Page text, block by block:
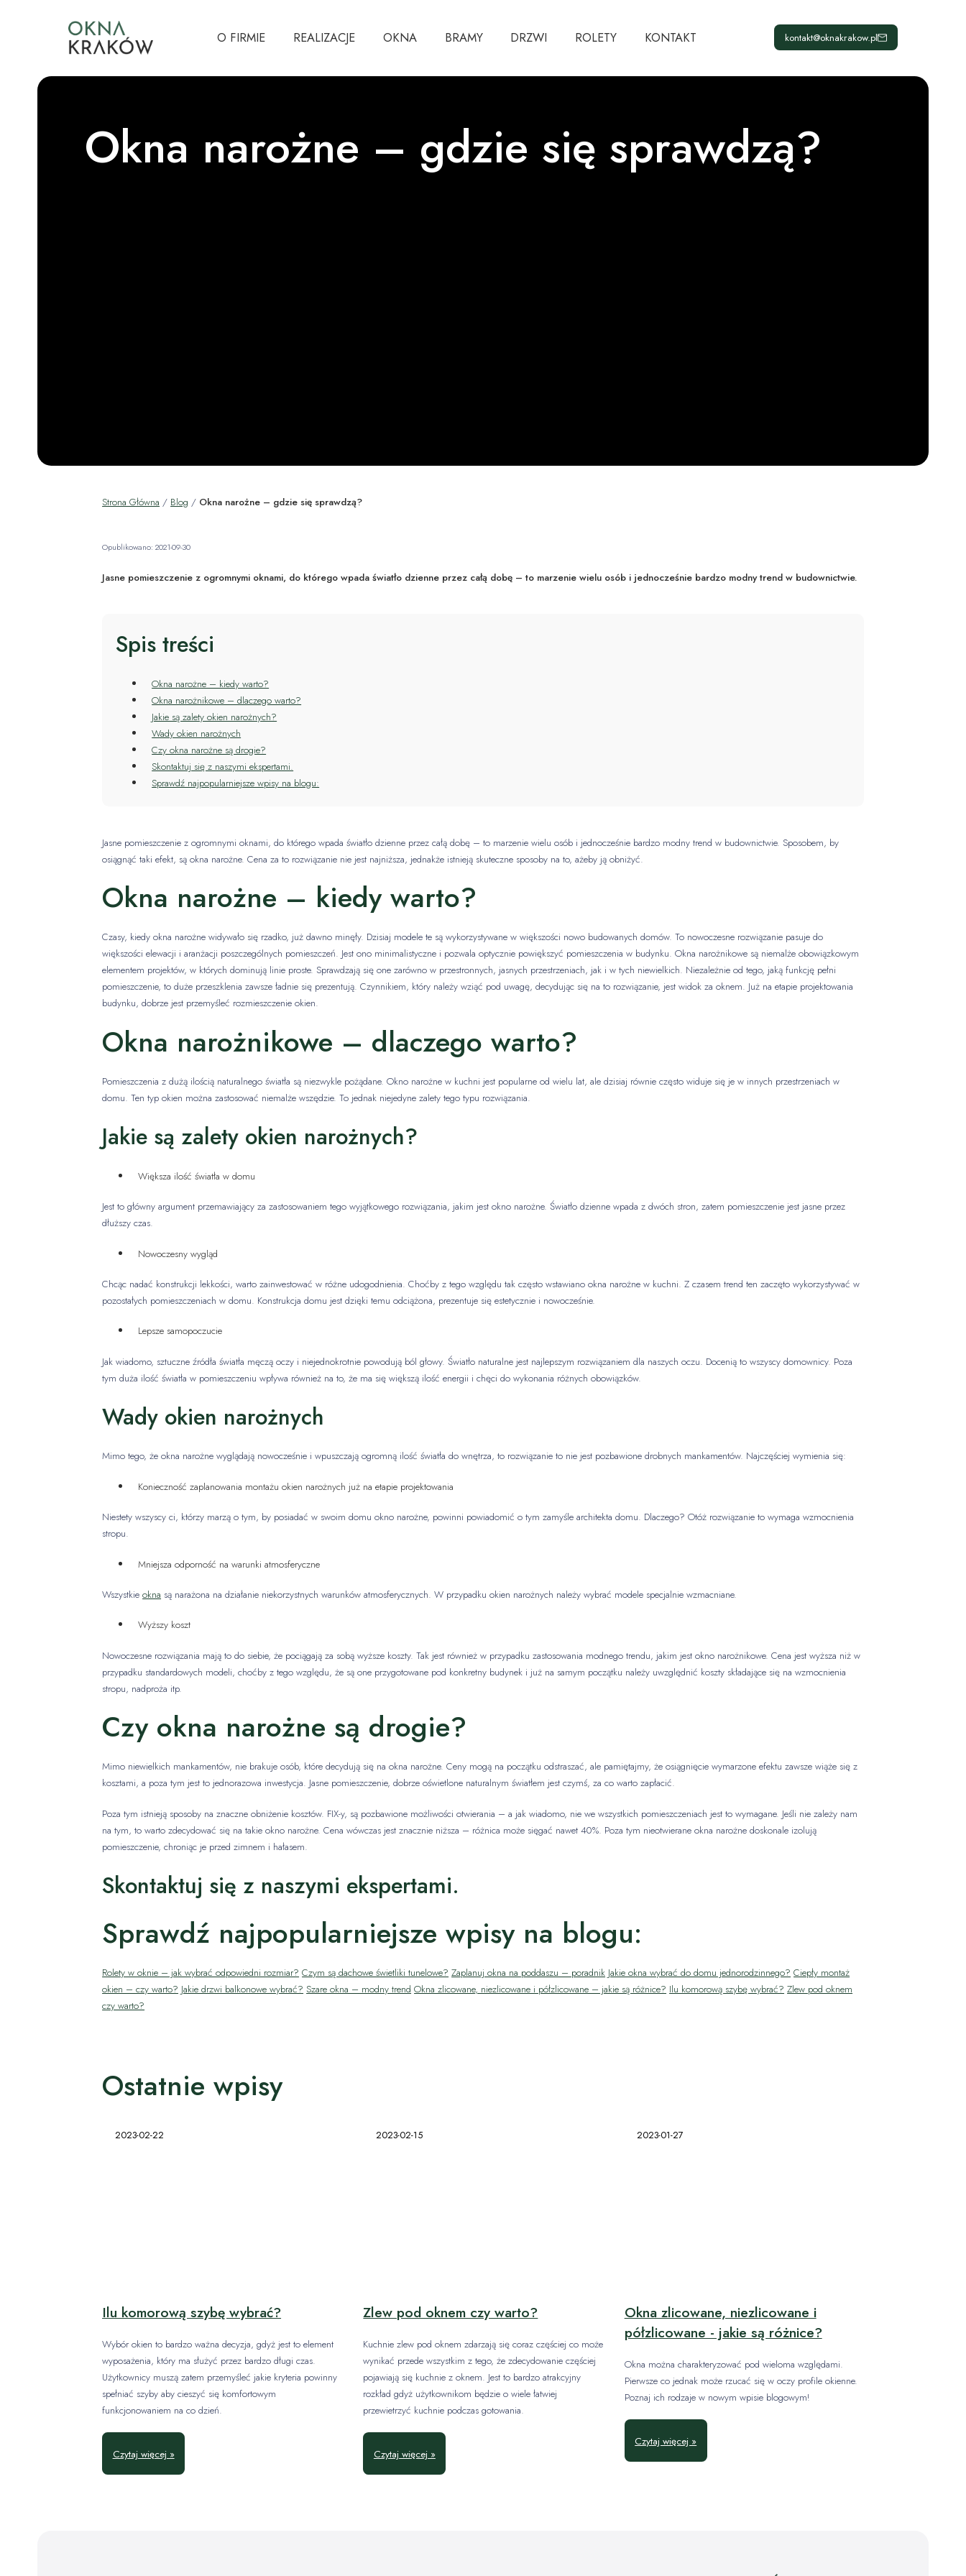
O FIRMIE REALIZACJE OKNA BRAMY DRZWI ROLETY KONTAKT kontakt@oknakrakow.pl
Okna narożne – gdzie się sprawdzą?
Strona Główna / Blog / Okna narożne – gdzie się sprawdzą?
Opublikowano: 2021-09-30
Jasne pomieszczenie z ogromnymi oknami, do którego wpada światło dzienne przez całą dobę – to marzenie wielu osób i jednocześnie bardzo modny trend w budownictwie.
Spis treści
Okna narożne – kiedy warto?
Okna narożnikowe – dlaczego warto?
Jakie są zalety okien narożnych?
Wady okien narożnych
Czy okna narożne są drogie?
Skontaktuj się z naszymi ekspertami.
Sprawdź najpopularniejsze wpisy na blogu:
Jasne pomieszczenie z ogromnymi oknami, do którego wpada światło dzienne przez całą dobę – to marzenie wielu osób i jednocześnie bardzo modny trend w budownictwie. Sposobem, by
osiągnąć taki efekt, są okna narożne. Cena za to rozwiązanie nie jest najniższa, jednakże istnieją skuteczne sposoby na to, ażeby ją obniżyć.
Okna narożne – kiedy warto?
Czasy, kiedy okna narożne widywało się rzadko, już dawno minęły. Dzisiaj modele te są wykorzystywane w większości nowo budowanych domów. To nowoczesne rozwiązanie pasuje do
większości elewacji i aranżacji poszczególnych pomieszczeń. Jest ono minimalistyczne i pozwala optycznie powiększyć pomieszczenia w budynku. Okna narożnikowe są niemalże obowiązkowym
elementem projektów, w których dominują linie proste. Sprawdzają się one zarówno w przestronnych, jasnych przestrzeniach, jak i w tych niewielkich. Niezależnie od tego, jaką funkcję pełni
pomieszczenie, to duże przeszklenia zawsze ładnie się prezentują. Czynnikiem, który należy wziąć pod uwagę, decydując się na to rozwiązanie, jest widok za oknem. Już na etapie projektowania
budynku, dobrze jest przemyśleć rozmieszczenie okien.
Okna narożnikowe – dlaczego warto?
Pomieszczenia z dużą ilością naturalnego światła są niezwykle pożądane. Okno narożne w kuchni jest popularne od wielu lat, ale dzisiaj równie często widuje się je w innych przestrzeniach w
domu. Ten typ okien można zastosować niemalże wszędzie. To jednak niejedyne zalety tego typu rozwiązania.
Jakie są zalety okien narożnych?
Większa ilość światła w domu
Jest to główny argument przemawiający za zastosowaniem tego wyjątkowego rozwiązania, jakim jest okno narożne. Światło dzienne wpada z dwóch stron, zatem pomieszczenie jest jasne przez
dłuższy czas.
Nowoczesny wygląd
Chcąc nadać konstrukcji lekkości, warto zainwestować w różne udogodnienia. Choćby z tego względu tak często wstawiano okna narożne w kuchni. Z czasem trend ten zaczęto wykorzystywać w
pozostałych pomieszczeniach w domu. Konstrukcja domu jest dzięki temu odciążona, prezentuje się estetycznie i nowocześnie.
Lepsze samopoczucie
Jak wiadomo, sztuczne źródła światła męczą oczy i niejednokrotnie powodują ból głowy. Światło naturalne jest najlepszym rozwiązaniem dla naszych oczu. Docenią to wszyscy domownicy. Poza
tym duża ilość światła w pomieszczeniu wpływa również na to, że ma się większą ilość energii i chęci do wykonania różnych obowiązków.
Wady okien narożnych
Mimo tego, że okna narożne wyglądają nowocześnie i wpuszczają ogromną ilość światła do wnętrza, to rozwiązanie to nie jest pozbawione drobnych mankamentów. Najczęściej wymienia się:
Konieczność zaplanowania montażu okien narożnych już na etapie projektowania
Niestety wszyscy ci, którzy marzą o tym, by posiadać w swoim domu okno narożne, powinni powiadomić o tym zamyśle architekta domu. Dlaczego? Otóż rozwiązanie to wymaga wzmocnienia
stropu.
Mniejsza odporność na warunki atmosferyczne
Wszystkieokna są narażona na działanie niekorzystnych warunków atmosferycznych. W przypadku okien narożnych należy wybrać modele specjalnie wzmacniane.
Wyższy koszt
Nowoczesne rozwiązania mają to do siebie, że pociągają za sobą wyższe koszty. Tak jest również w przypadku zastosowania modnego trendu, jakim jest okno narożnikowe. Cena jest wyższa niż w
przypadku standardowych modeli, choćby z tego względu, że są one przygotowane pod konkretny budynek i już na samym początku należy uwzględnić koszty składające się na wzmocnienia
stropu, nadproża itp.
Czy okna narożne są drogie?
Mimo niewielkich mankamentów, nie brakuje osób, które decydują się na okna narożne. Ceny mogą na początku odstraszać, ale pamiętajmy, że osiągnięcie wymarzone efektu zawsze wiąże się z
kosztami, a poza tym jest to jednorazowa inwestycja. Jasne pomieszczenie, dobrze oświetlone naturalnym światłem jest czymś, za co warto zapłacić.
Poza tym istnieją sposoby na znaczne obniżenie kosztów. FIX-y, są pozbawione możliwości otwierania – a jak wiadomo, nie we wszystkich pomieszczeniach jest to wymagane. Jeśli nie zależy nam
na tym, to warto zdecydować się na takie okno narożne. Cena wówczas jest znacznie niższa – różnica może sięgać nawet 40%. Poza tym nieotwierane okna narożne doskonale izolują
pomieszczenie, chroniąc je przed zimnem i hałasem.
Skontaktuj się z naszymi ekspertami.
Sprawdź najpopularniejsze wpisy na blogu:
Rolety w oknie – jak wybrać odpowiedni rozmiar? Czym są dachowe świetliki tunelowe? Zaplanuj okna na poddaszu – poradnik Jakie okna wybrać do domu jednorodzinnego? Ciepły montaż
okien – czy warto? Jakie drzwi balkonowe wybrać? Szare okna – modny trend Okna zlicowane, niezlicowane i półzlicowane – jakie są różnice? Ilu komorową szybę wybrać? Zlew pod oknem
czy warto?
Ostatnie wpisy
Ilu komorową szybę wybrać?
2023-02-22
Wybór okien to bardzo ważna decyzja, gdyż jest to element
wyposażenia, który ma służyć przez bardzo długi czas.
Użytkownicy muszą zatem przemyśleć jakie kryteria powinny
spełniać szyby aby cieszyć się komfortowym
funkcjonowaniem na co dzień.
Czytaj więcej »
Zlew pod oknem czy warto?
2023-02-15
Kuchnie zlew pod oknem zdarzają się coraz częściej co może
wynikać przede wszystkim z tego, że zdecydowanie częściej
pojawiają się kuchnie z oknem. Jest to bardzo atrakcyjny
rozkład gdyż użytkownikom będzie o wiele łatwiej
przewietrzyć kuchnie podczas gotowania.
Czytaj więcej »
Okna zlicowane, niezlicowane i
półzlicowane - jakie są różnice?
2023-01-27
Okna można charakteryzować pod wieloma względami.
Pierwsze co jednak może rzucać się w oczy profile okienne.
Poznaj ich rodzaje w nowym wpisie blogowym!
Czytaj więcej »